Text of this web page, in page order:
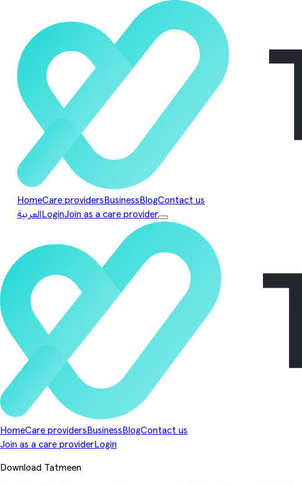
HomeCare providers Business BlogContact us
العربية LoginJoin as a care provider
HomeCare providers Business BlogContact us
Join as a care provider Login
Download Tatmeen